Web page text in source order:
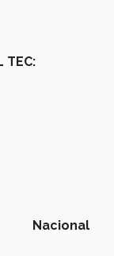
TEC:
Nacional